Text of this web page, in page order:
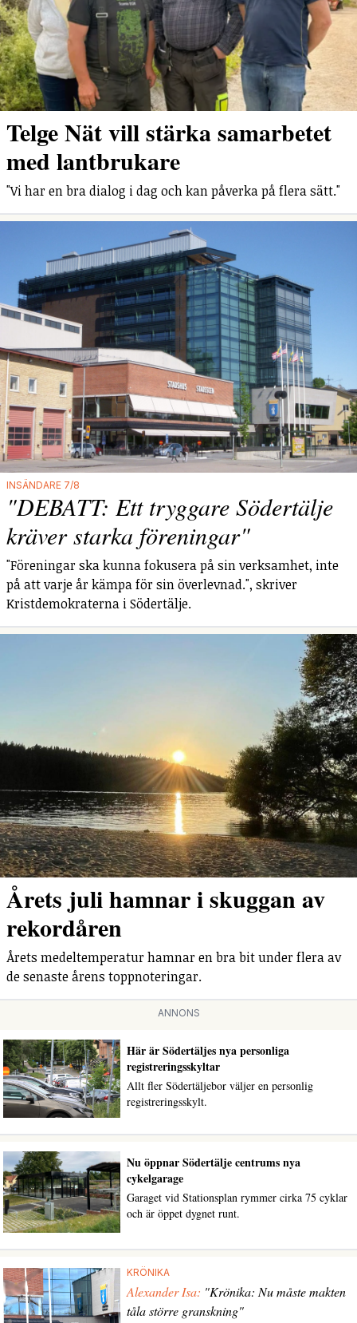
Telge Nät vill stärka samarbetet
med lantbrukare
"Vi har en bra dialog i dag och kan påverka på flera sätt."
INSÄNDARE 7/8
"DEBATT: Ett tryggare Södertälje
kräver starka föreningar"
"Föreningar ska kunna fokusera på sin verksamhet, inte
på att varje år kämpa för sin överlevnad.", skriver
Kristdemokraterna i Södertälje.
Årets juli hamnar i skuggan av
rekordåren
Årets medeltemperatur hamnar en bra bit under flera av
de senaste årens toppnoteringar.
ANNONS
Här är Södertäljes nya personliga
registreringsskyltar
Allt fler Södertäljebor väljer en personlig
registreringsskylt.
Nu öppnar Södertälje centrums nya
cykelgarage
Garaget vid Stationsplan rymmer cirka 75 cyklar
och är öppet dygnet runt.
KRÖNIKA
Alexander Isa: "Krönika: Nu måste makten
tåla större granskning"